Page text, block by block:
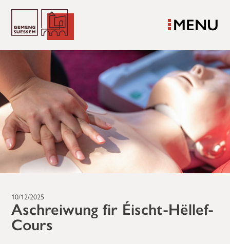
MENU
10/12/2025
Aschreiwung fir Éischt-Hëllef-
Cours